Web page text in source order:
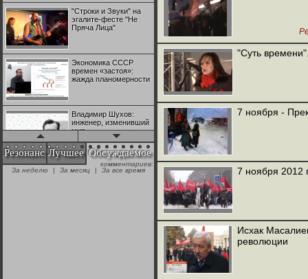
"Строки и Звуки" на
эгалите-фесте "Не
Пряча Лица"
Экономика СССР
времен «застоя»:
жажда планомерности
Владимир Шухов:
инженер, изменивший
мир
"Аркадий Коц" на
эгалите-фесте "Не
Резонанс Лучшее Обсуждаемое
комментариев:
За неделю
| За месяц | За все время
"Суть
7 ноября -
7 ноября 2012
Исхак
революции